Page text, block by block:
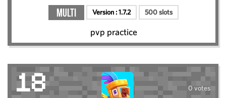
Multi Version :1.7.2 500 slots
pvp practice
18 0 votes